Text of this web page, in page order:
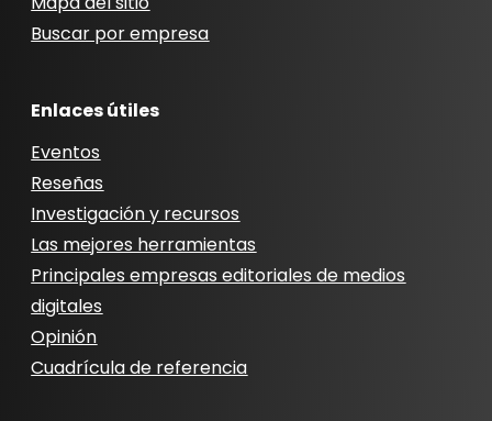
Buscar por empresa
Enlaces útiles
Eventos
Reseñas
Investigación y recursos
Las mejores herramientas
Principales empresas editoriales de medios
digitales
Opinión
Cuadrícula de referencia